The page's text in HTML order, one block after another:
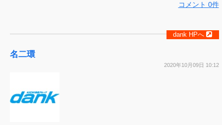
コメント 0件
名二環
dank HPへ
2020年10月09日 10:12